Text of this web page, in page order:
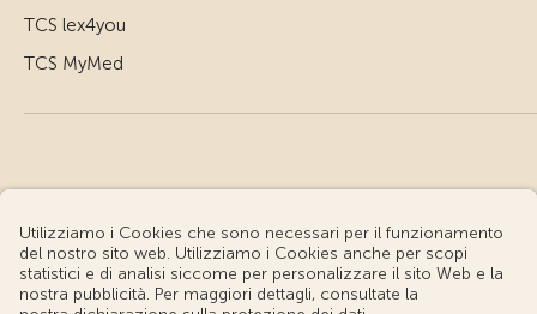
TCS lex4you
TCS MyMed